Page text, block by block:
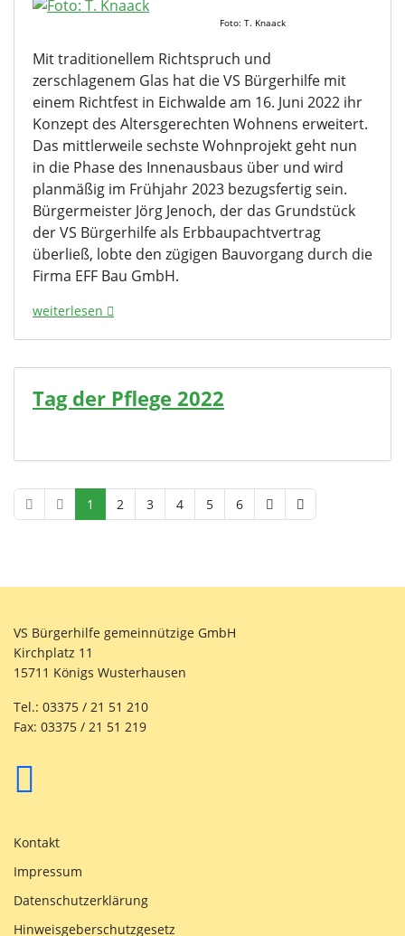
Foto: T. Knaack
Mit traditionellem Richtspruch und
zerschlagenem Glas hat die VS Bürgerhilfe mit
einem Richtfest in Eichwalde am 16. Juni 2022 ihr
Konzept des Altersgerechten Wohnens erweitert.
Das mittlerweile sechste Wohnprojekt geht nun
in die Phase des Innenausbaus über und wird
planmäßig im Frühjahr 2023 bezugsfertig sein.
Bürgermeister Jörg Jenoch, der das Grundstück
der VS Bürgerhilfe als Erbbaupachtvertrag
überließ, lobte den zügigen Bauvorgang durch die
Firma EFF Bau GmbH.
weiterlesen
Tag der Pflege 2022
1 2 3 4 5 6
VS Bürgerhilfe gemeinnützige GmbH
Kirchplatz 11
15711 Königs Wusterhausen
Tel.: 03375 / 21 51 210
Fax: 03375 / 21 51 219
Kontakt
Impressum
Datenschutzerklärung
Hinweisgeberschutzgesetz